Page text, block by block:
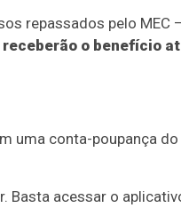
repassados pelo MEC
o benefício
uma conta-poupança do
Basta acessar o